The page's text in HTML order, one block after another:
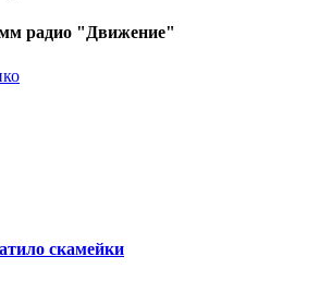
радио "Движение"
скамейки